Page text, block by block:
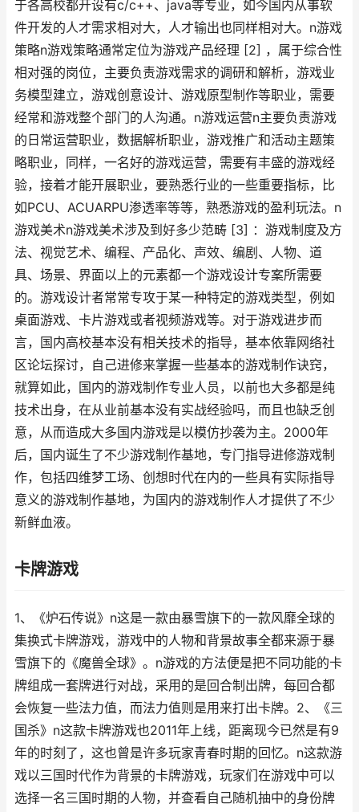
于各高校都开设有c/c++、java等专业，如今国内从事软
件开发的人才需求相对大，人才输出也同样相对大。n游戏
策略n游戏策略通常定位为游戏产品经理 [2] ，属于综合性
相对强的岗位，主要负责游戏需求的调研和解析，游戏业
务模型建立，游戏创意设计、游戏原型制作等职业，需要
经常和游戏整个部门的人沟通。n游戏运营n主要负责游戏
的日常运营职业，数据解析职业，游戏推广和活动主题策
略职业，同样，一名好的游戏运营，需要有丰盛的游戏经
验，接着才能开展职业，要熟悉行业的一些重要指标，比
如PCU、ACUARPU渗透率等等，熟悉游戏的盈利玩法。n
游戏美术n游戏美术涉及到好多少范畴 [3] ：游戏制度及方
法、视觉艺术、编程、产品化、声效、编剧、人物、道
具、场景、界面以上的元素都一个游戏设计专案所需要
的。游戏设计者常常专攻于某一种特定的游戏类型，例如
桌面游戏、卡片游戏或者视频游戏等。对于游戏进步而
言，国内高校基本没有相关技术的指导，基本依靠网络社
区论坛探讨，自己进修来掌握一些基本的游戏制作诀窍，
就算如此，国内的游戏制作专业人员，以前也大多都是纯
技术出身，在从业前基本没有实战经验吗，而且也缺乏创
意，从而造成大多国内游戏是以模仿抄袭为主。2000年
后，国内诞生了不少游戏制作基地，专门指导进修游戏制
作，包括四维梦工场、创想时代在内的一些具有实际指导
意义的游戏制作基地，为国内的游戏制作人才提供了不少
新鲜血液。
卡牌游戏
1、《炉石传说》n这是一款由暴雪旗下的一款风靡全球的
集换式卡牌游戏，游戏中的人物和背景故事全都来源于暴
雪旗下的《魔兽全球》。n游戏的方法便是把不同功能的卡
牌组成一套牌进行对战，采用的是回合制出牌，每回合都
会恢复一些法力值，而法力值则是用来打出卡牌。2、《三
国杀》n这款卡牌游戏也2011年上线，距离现今已然是有9
年的时刻了，这也曾是许多玩家青春时期的回忆。n这款游
戏以三国时代作为背景的卡牌游戏，玩家们在游戏中可以
选择一名三国时期的人物，并查看自己随机抽中的身份牌